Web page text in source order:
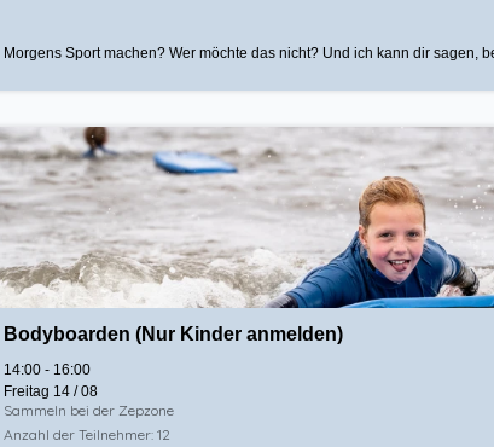
Morgens Sport machen? Wer möchte das nicht? Und ich kann dir sagen,
Bodyboarden (Nur Kinder anmelden)
14:00 - 16:00
Freitag 14 / 08
Sammeln bei der Zepzone
Anzahl der Teilnehmer: 12